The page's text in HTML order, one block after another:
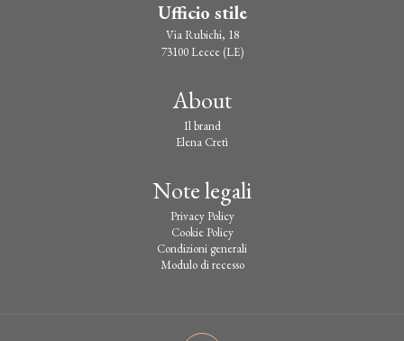
Ufficio stile
Via Rubichi, 18
73100 Lecce (LE)
About
Il brand
Elena Cretì
Note legali
Privacy Policy
Cookie Policy
Condizioni generali
Modulo di recesso